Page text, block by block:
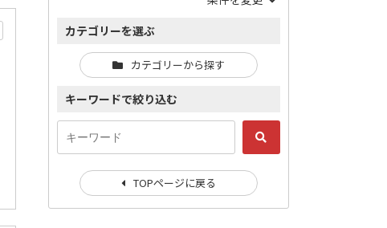
カテゴリーを選ぶ
カテゴリーから探す
キーワードで絞り込む
TOPページに戻る